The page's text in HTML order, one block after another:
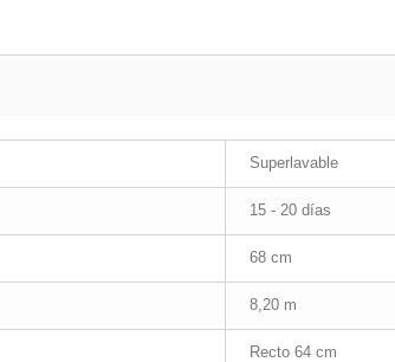
Superlavable
15 - 20 días
68 cm
8,20 m
Recto 64 cm